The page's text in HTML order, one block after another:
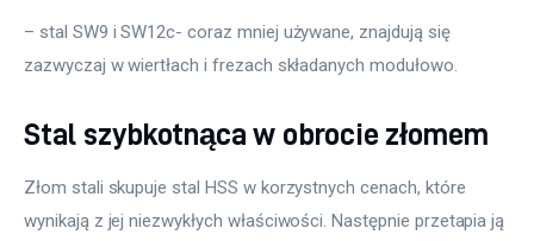
– stal SW9 i SW12c- coraz mniej używane, znajdują się
zazwyczaj w wiertłach i frezach składanych modułowo.
Stal szybkotnąca w obrocie złomem
Złom stali skupuje stal HSS w korzystnych cenach, które
wynikają z jej niezwykłych właściwości. Następnie przetapia ją